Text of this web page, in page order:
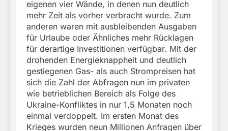
eigenen vier Wände, in denen nun deutlich
mehr Zeit als vorher verbracht wurde. Zum
anderen waren mit ausbleibenden Ausgaben
für Urlaube oder Ähnliches mehr Rücklagen
für derartige Investitionen verfügbar. Mit der
drohenden Energieknappheit und deutlich
gestiegenen Gas- als auch Strompreisen hat
sich die Zahl der Abfragen nun im privaten
wie betrieblichen Bereich als Folge des
Ukraine-Konfliktes in nur 1,5 Monaten noch
einmal verdoppelt. Im ersten Monat des
Krieges wurden neun Millionen Anfragen über